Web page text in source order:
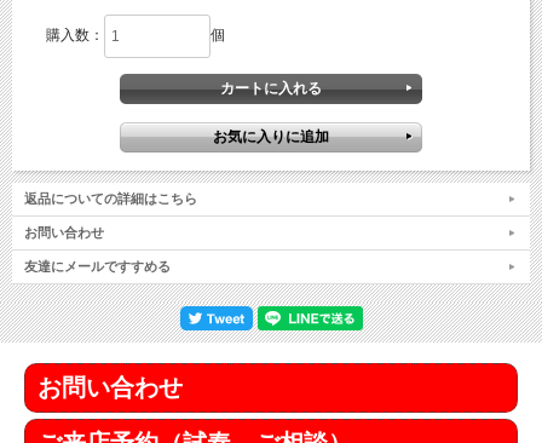
購入数： 個
返品についての詳細はこちら
お問い合わせ
友達にメールですすめる
お問い合わせ